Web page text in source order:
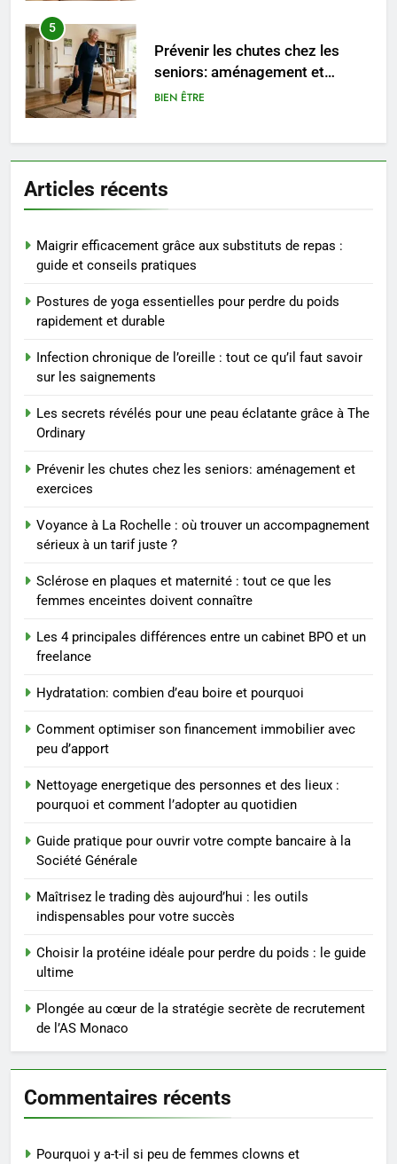
5
Prévenir les chutes chez les
seniors: aménagement et
exercices
BIEN ÊTRE
6
trouver un accompagnement
sérieux à un tarif juste ?
BIEN ÊTRE
7
maternité : tout ce que les
femmes enceintes doivent
connaître
8
entre un cabinet BPO et un
1
Maigrir efficacement grâce aux
substituts de repas : guide et
Postures de yoga essentielles
BIEN ÊTRE
3
saignements
SANTÉ
4
peau éclatante grâce à The
Ordinary
SANTÉ
5
seniors: aménagement et
Voyance à La Rochelle : où
sérieux à un tarif juste ?
BIEN ÊTRE
Articles récents
Maigrir efficacement grâce aux substituts de repas :
guide et conseils pratiques
Postures de yoga essentielles pour perdre du poids
rapidement et durable
Infection chronique de l’oreille : tout ce qu’il faut savoir
sur les saignements
Les secrets révélés pour une peau éclatante grâce à The
Ordinary
Prévenir les chutes chez les seniors: aménagement et
exercices
Voyance à La Rochelle : où trouver un accompagnement
sérieux à un tarif juste ?
Sclérose en plaques et maternité : tout ce que les
femmes enceintes doivent connaître
Les 4 principales différences entre un cabinet BPO et un
freelance
Hydratation: combien d’eau boire et pourquoi
Comment optimiser son financement immobilier avec
peu d’apport
Nettoyage energetique des personnes et des lieux :
pourquoi et comment l’adopter au quotidien
Guide pratique pour ouvrir votre compte bancaire à la
Société Générale
Maîtrisez le trading dès aujourd’hui : les outils
indispensables pour votre succès
Choisir la protéine idéale pour perdre du poids : le guide
ultime
Plongée au cœur de la stratégie secrète de recrutement
de l’AS Monaco
Commentaires récents
Pourquoi y a-t-il si peu de femmes clowns et